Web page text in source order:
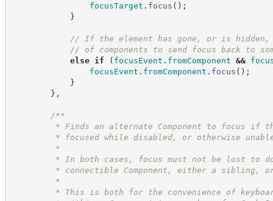
focusTarget . focus ( ) ;
}
// If the element has gone, or is
// of components to send focus back to
else
if ( focusEvent . fromComponent &&
focusEvent . fromComponent . focus ( ) ;
}
} ,
/**
* Finds an alternate Component to focus if this
* focused while disabled, or otherwise unable
*
* In both cases, focus must not be lost to
* connectible Component, either a sibling, or
*
* This is both for the convenience of keyboard